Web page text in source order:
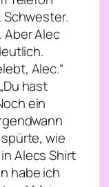
Schwester.
Aber Alec
Alec.“
hast
ein
wie
Alecs Shirt
habe ich